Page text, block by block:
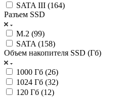
SATA III (164)
Разъем SSD
M.2 (99)
SATA (158)
Объем накопителя SSD (Гб)
1000 Гб (26)
1024 Гб (32)
120 Гб (12)